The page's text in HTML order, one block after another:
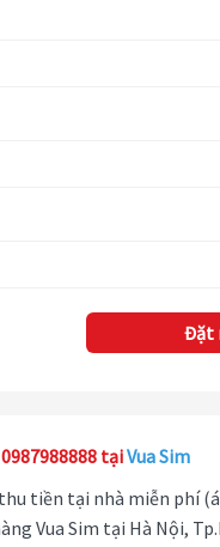
Đặt
tạiVua Sim
tiền tại nhà miễn phí
Vua Sim tại Hà Nội,